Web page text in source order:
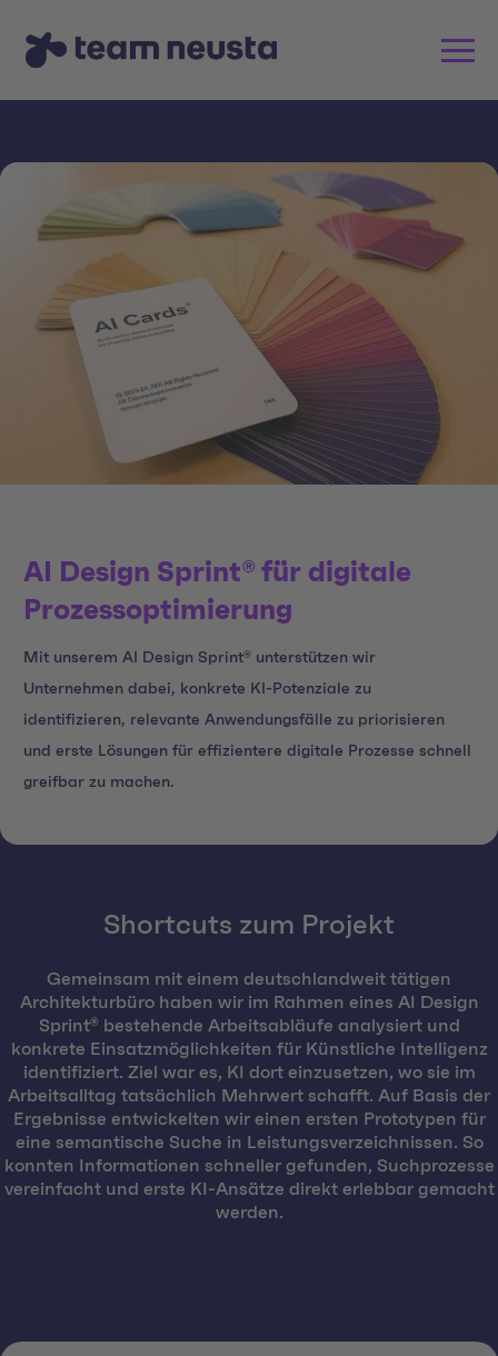
AI Design Sprint® für digitale
Prozessoptimierung
Mit unserem AI Design Sprint® unterstützen wir
Unternehmen dabei, konkrete KI-Potenziale zu
identifizieren, relevante Anwendungsfälle zu priorisieren
und erste Lösungen für effizientere digitale Prozesse schnell
greifbar zu machen.
Shortcuts zum Projekt
Gemeinsam mit einem deutschlandweit tätigen
Architekturbüro haben wir im Rahmen eines AI Design
Sprint® bestehende Arbeitsabläufe analysiert und
konkrete Einsatzmöglichkeiten für Künstliche Intelligenz
identifiziert. Ziel war es, KI dort einzusetzen, wo sie im
Arbeitsalltag tatsächlich Mehrwert schafft. Auf Basis der
Ergebnisse entwickelten wir einen ersten Prototypen für
eine semantische Suche in Leistungsverzeichnissen. So
konnten Informationen schneller gefunden, Suchprozesse
vereinfacht und erste KI-Ansätze direkt erlebbar gemacht
werden.